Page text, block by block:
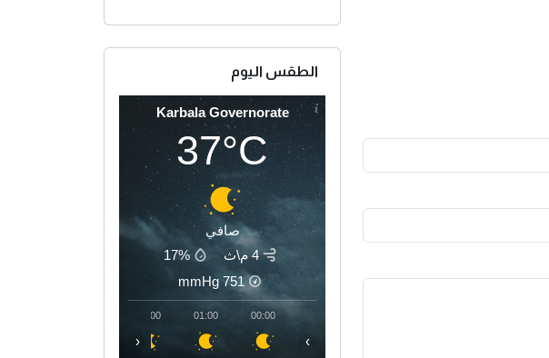
الطقس اليوم
Karbala Governorate
37°C
صافي
4 م\ث
17%
751
mmHg
00:00
01:00
02:00
‹ ›